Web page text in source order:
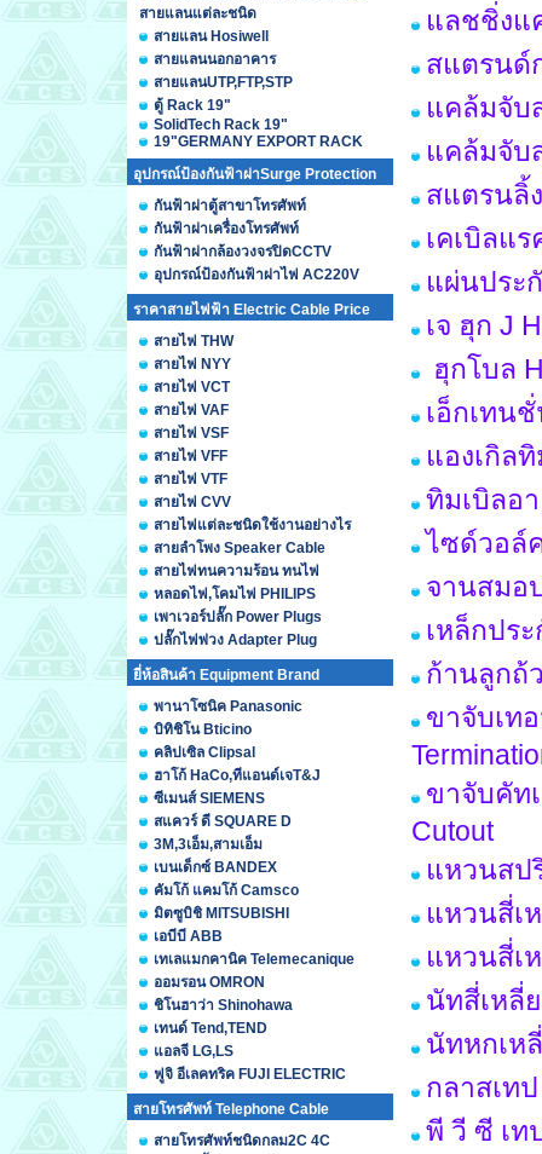
สายแลนแต่ละชนิด
สายแลน Hosiwell
สายแลนนอกอาคาร
สายแลนUTP,FTP,STP
ตู้ Rack 19"
SolidTech Rack 19"
19"GERMANY EXPORT RACK
อุปกรณ์ป้องกันฟ้าผ่าSurge Protection
กันฟ้าผ่าตู้สาขาโทรศัพท์
กันฟ้าผ่าเครื่องโทรศัพท์
กันฟ้าผ่ากล้องวงจรปิดCCTV
อุปกรณ์ป้องกันฟ้าผ่าไฟ AC220V
ราคาสายไฟฟ้า Electric Cable Price
สายไฟ THW
สายไฟ NYY
สายไฟ VCT
สายไฟ VAF
สายไฟ VSF
สายไฟ VFF
สายไฟ VTF
สายไฟ CVV
สายไฟแต่ละชนิดใช้งานอย่างไร
สายลำโพง Speaker Cable
สายไฟทนความร้อน ทนไฟ
หลอดไฟ,โคมไฟ PHILIPS
เพาเวอร์ปลั๊ก Power Plugs
ปลั๊กไฟพ่วง Adapter Plug
ยี่ห้อสินค้า Equipment Brand
พานาโซนิค Panasonic
บิทิชิโน Bticino
คลิปเซิล Clipsal
ฮาโก้ HaCo,ทีแอนด์เจT&J
ซีเมนส์ SIEMENS
สแควร์ ดี SQUARE D
3M,3เอ็ม,สามเอ็ม
เบนเด็กซ์ BANDEX
คัมโก้ แคมโก้ Camsco
มิตซูบิชิ MITSUBISHI
เอบีบี ABB
เทเลแมกคานิค Telemecanique
ออมรอน OMRON
ชิโนฮาว่า Shinohawa
เทนด์ Tend,TEND
แอลจี LG,LS
ฟูจิ อีเลคทริค FUJI ELECTRIC
สายโทรศัพท์ Telephone Cable
สายโทรศัพท์ชนิดกลม2C 4C
แลชชิ่งแ
สแตรนด์
แคล้มจับ
แคล้มจับ
สแตรนลิ้
เคเบิลแ
แผ่นประ
เจ ฮุก J
ฮุกโบล
เอ็กเทน
แองเกิล
ทิมเบิลอ
ไซด์วอล์
จานสมอ
เหล็กปร
ก้านลูกถ้
ขาจับเท
ขาจับคัท
Cutout
แหวนสป
แหวนสี่เ
แหวนสี่เ
นัทสี่เหลี่
นัทหกเห
กลาสเท
พี วี ซี เท